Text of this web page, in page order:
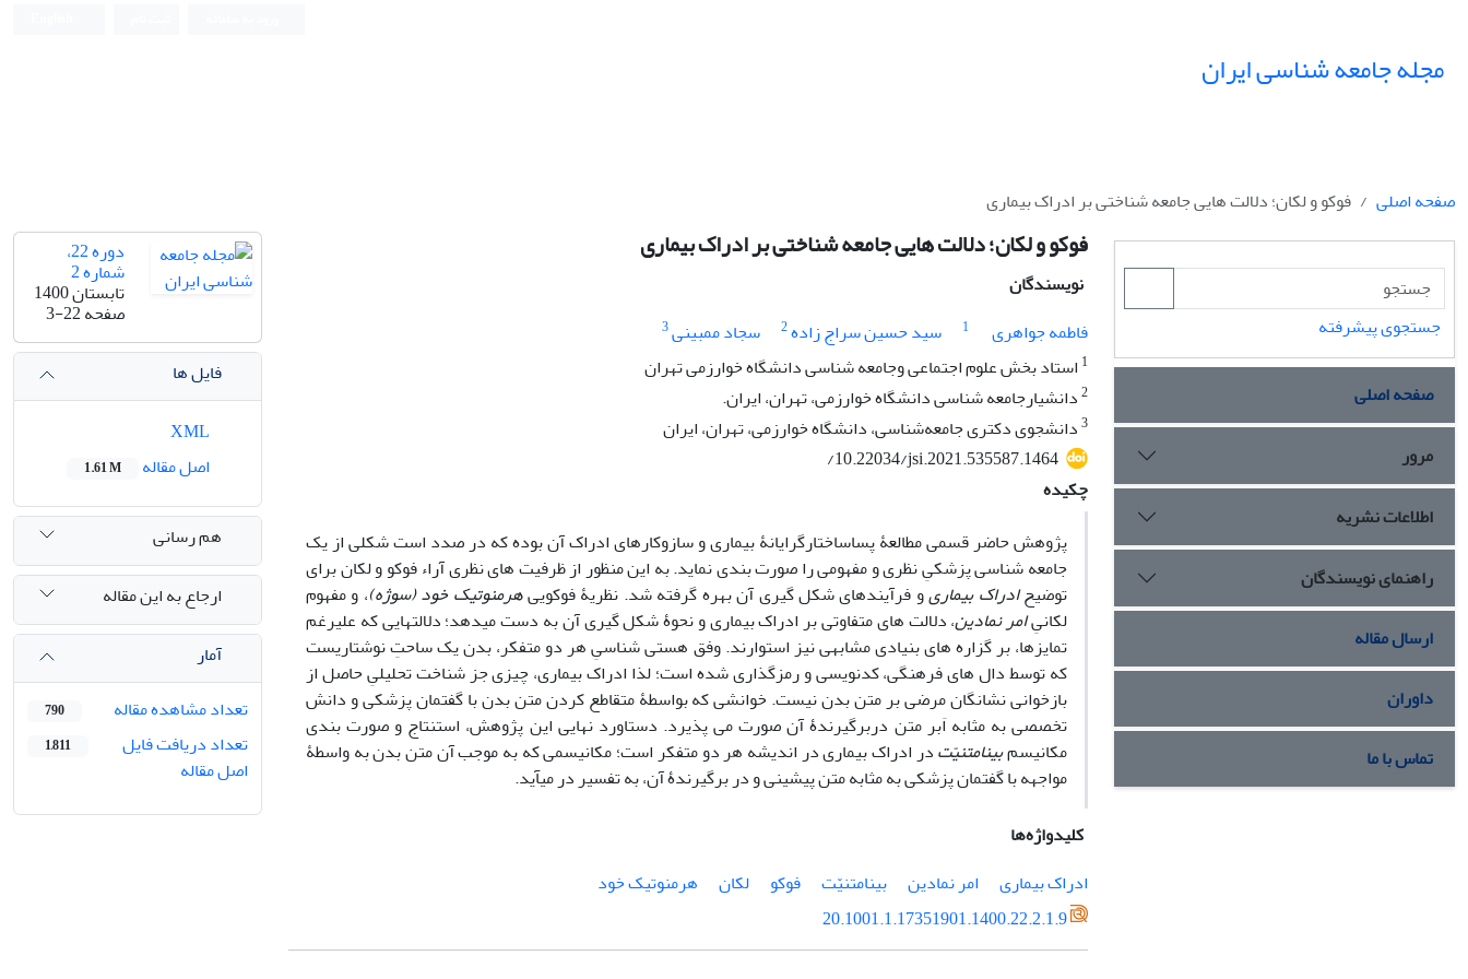
مجله جامعه شناسی ایران
صفحه اصلی فوکو و لکان؛ دلالت هایی جامعه شناختی بر ادراک بیماری
فوکو و لکان؛ دلالت هایی جامعه شناختی بر ادراک بیماری
نویسندگان
فاطمه جواهری
1 سید حسین سراج زاده2 سجاد ممبینی3
1 استاد بخش علوم اجتماعی وجامعه شناسی دانشگاه خوارزمی تهران
2دانشیارجامعه شناسی دانشگاه خوارزمی، تهران، ایران.
3دانشجوی دکتری جامعه‌شناسی، دانشگاه خوارزمی، تهران، ایران
/10.22034/jsi.2021.535587.1464
چکیده
پژوهش حاضر قسمی مطالعۀ پساساختارگرایانۀ بیماری و سازوکارهای ادراک آن بوده که در صدد است شکلی از یک
جامعه ­شناسی پزشکیِ نظری و مفهومی را صورت­ بندی نماید. به این منظور از ظرفیت­ های نظری آراء فوکو و لکان برای
توضیحادراک بیماریو فرآیندهای شکل ­گیری آن بهره گرفته شد. نظریۀ فوکوییهرمنوتیک خود (سوژه)، و مفهوم
لکانیِامر نمادین، دلالت­ های متفاوتی بر ادراک بیماری و نحوۀ شکل­ گیری آن به ­دست می­دهد؛ دلالت­هایی که علیرغم
تمایزها، بر گزاره ­های بنیادی مشابهی نیز استوارند. وفق هستی­ شناسیِ هر دو متفکر، بدن یک ساحتِ نوشتاری­ست
که توسط دال­ های فرهنگی، کدنویسی و رمزگذاری شده است؛ لذا ادراک بیماری، چیزی جز شناخت تحلیلیِ حاصل از
بازخوانی نشانگان مرضی بر متن بدن نیست. خوانشی که بواسطۀ متقاطع کردن متن بدن با گفتمان پزشکی و دانش
تخصصی به مثابه اَبر متن دربرگیرندۀ آن صورت می ­پذیرد. دستاورد نهایی این پژوهش، استنتاج و صورت ­بندی
مکانیسمبینامتنیّتدر ادراک بیماری در اندیشه هر دو متفکر است؛ مکانیسمی که به موجب آن متن بدن به­ واسطۀ
مواجهه با گفتمان پزشکی به ­مثابه متن پیشینی و در برگیرندۀ آن، به تفسیر در می­آید.
کلیدواژه‌ها
ادراک بیماری
امر نمادین بینامتنیّت فوکو لکان
هرمنوتیک خود
20.1001.1.17351901.1400.22.2.1.9
دوره 22،
شماره 2
تابستان 1400
صفحه3-22
فایل ها
اصل مقاله
1.61 M
هم رسانی
ارجاع به این مقاله
آمار
تعداد مشاهده مقاله
790
تعداد دریافت فایل
اصل مقاله
1,811
جستجوی پیشرفته
صفحه اصلی
مرور
اطلاعات نشریه
راهنمای نویسندگان
ارسال مقاله
داوران
تماس با ما